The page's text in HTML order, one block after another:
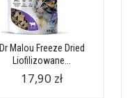
Dr Malou Freeze Dried
Liofilizowane...
17,90 zł